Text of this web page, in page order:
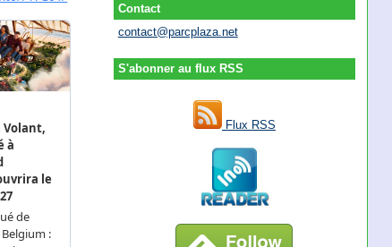
Contact
contact@parcplaza.net
S'abonner au flux RSS
Flux RSS